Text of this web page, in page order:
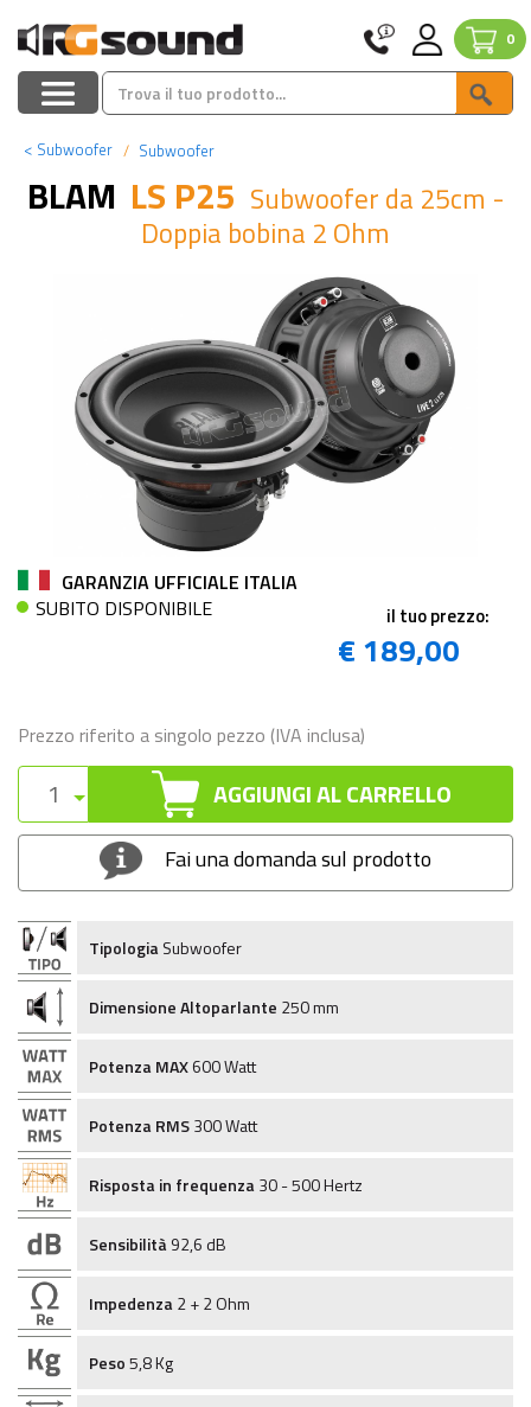
0
< Subwoofer Subwoofer
BLAM LS P25 Subwoofer da 25cm -
Doppia bobina 2 Ohm
GARANZIA UFFICIALE ITALIA
SUBITO DISPONIBILE
il tuo prezzo:
€ 189,00
Prezzo riferito a singolo pezzo (IVA inclusa)
AGGIUNGI AL CARRELLO
Fai una domanda sul prodotto
TipologiaSubwoofer
Dimensione Altoparlante 250 mm
Potenza MAX600 Watt
Potenza RMS300 Watt
Risposta in frequenza30 - 500 Hertz
Sensibilità92,6 dB
Impedenza2 + 2 Ohm
Peso5,8 Kg